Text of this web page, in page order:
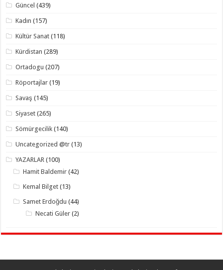
Güncel (439)
Kadın (157)
Kültür Sanat (118)
Kürdistan (289)
Ortadogu (207)
Röportajlar (19)
Savaş (145)
Siyaset (265)
Sömürgecilik (140)
Uncategorized @tr (13)
YAZARLAR (100)
Hamit Baldemir (42)
Kemal Bilget (13)
Samet Erdoğdu (44)
Necati Güler (2)